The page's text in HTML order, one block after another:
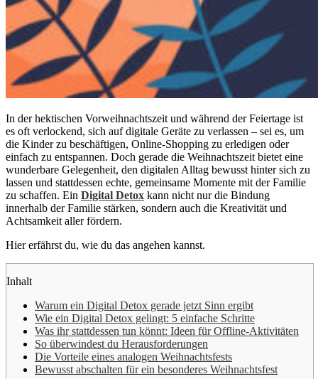
In der hektischen Vorweihnachtszeit und während der Feiertage ist
es oft verlockend, sich auf digitale Geräte zu verlassen – sei es, um
die Kinder zu beschäftigen, Online-Shopping zu erledigen oder
einfach zu entspannen. Doch gerade die Weihnachtszeit bietet eine
wunderbare Gelegenheit, den digitalen Alltag bewusst hinter sich zu
lassen und stattdessen echte, gemeinsame Momente mit der Familie
zu schaffen. Ein Digital Detox kann nicht nur die Bindung
innerhalb der Familie stärken, sondern auch die Kreativität und
Achtsamkeit aller fördern.
Hier erfährst du, wie du das angehen kannst.
Inhalt
Warum ein Digital Detox gerade jetzt Sinn ergibt
Wie ein Digital Detox gelingt: 5 einfache Schritte
Was ihr stattdessen tun könnt: Ideen für Offline-Aktivitäten
So überwindest du Herausforderungen
Die Vorteile eines analogen Weihnachtsfests
Bewusst abschalten für ein besonderes Weihnachtsfest